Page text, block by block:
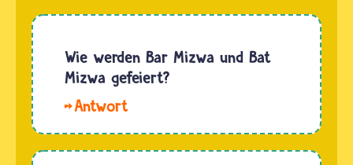
und Su.
Mizwa
und
Firmung
sind
wichtige
Ereignisse
Wie werden Bar Mizwa und Bat
Mizwa gefeiert?
Larissa